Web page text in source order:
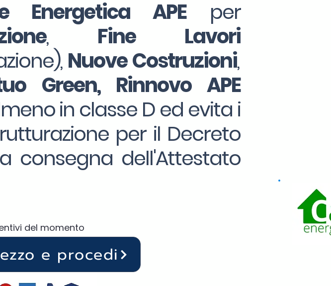
Energetica APEper
, Fine Lavori
Nuove Costruzioni,
Green, Rinnovo APE
in classe D ed evita i
per il Decreto
consegna dell'Attestato
del momento
e procedi